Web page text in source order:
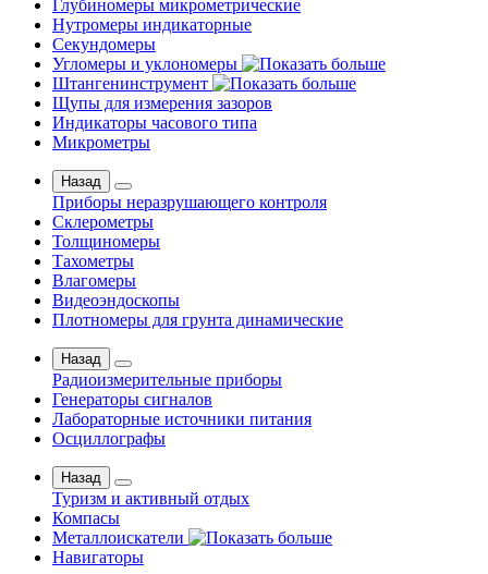
Глубиномеры микрометрические
Нутромеры индикаторные
Секундомеры
Угломеры и уклономеры
Штангенинструмент
Щупы для измерения зазоров
Индикаторы часового типа
Микрометры
Назад
Приборы неразрушающего контроля
Склерометры
Толщиномеры
Тахометры
Влагомеры
Видеоэндоскопы
Плотномеры для грунта динамические
Назад
Радиоизмерительные приборы
Генераторы сигналов
Лабораторные источники питания
Осциллографы
Назад
Туризм и активный отдых
Компасы
Металлоискатели
Навигаторы